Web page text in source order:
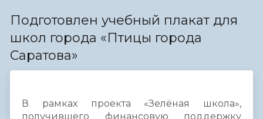
Подготовлен учебный плакат для
школ города «Птицы города
Саратова»
В рамках проекта «Зелёная школа»,
получившего финансовую поддержку